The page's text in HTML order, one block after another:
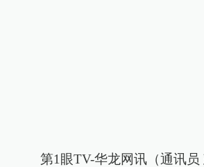
第1眼TV-华龙网讯（通讯员